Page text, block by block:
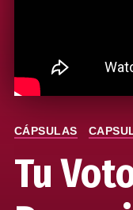
CÁPSULAS
Tu